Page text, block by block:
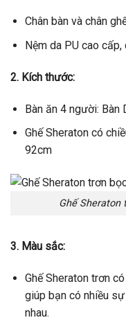
Chân bàn và chân
Nệm da PU cao cấp,
2. Kích thước:
Bàn ăn 4 người: Bàn
Ghế Sheraton có
92cm
Ghế Sheraton
3. Màu sắc:
Ghế Sheraton trơn
giúp bạn có nhiều
nhau.